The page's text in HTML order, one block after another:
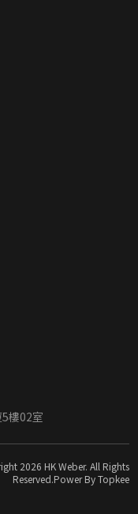
樓02室
2026 HK Weber. All Rights
Reserved.Power By Topkee